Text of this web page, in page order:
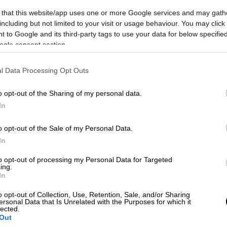
that this website/app uses one or more Google services and may
but not limited to your visit or usage behaviour. You may
to Google and its third-party tags to use your data for below
consent section.
Data Processing Opt Outs
opt-out of the Sharing of my personal data.
opt-out of the Sale of my Personal Data.
opt-out of processing my Personal Data for Targeted
opt-out of Collection, Use, Retention, Sale, and/or Sharing
Data that Is Unrelated with the Purposes for which it
του μετά την απονομή αποκάλυψε ένα…
να κάνει ακόμη μεγαλύτερο άλμα.
του χρυσού μεταλλίου στον
αλλά έμεινε εκτός βάθρου η